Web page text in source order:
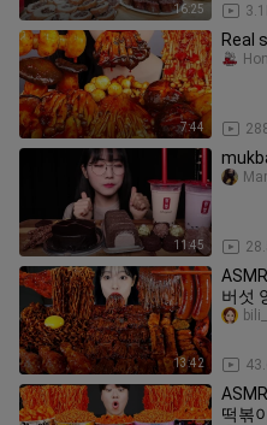
16:25
7:44
Real
11:45
13:42
버섯
떡볶